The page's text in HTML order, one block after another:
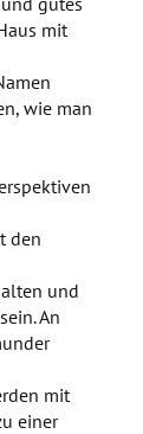
mit
wie man
den
und
An
mit
einer